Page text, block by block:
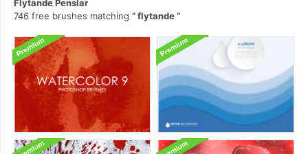
Flytande Penslar
746 free brushes matching
flytande